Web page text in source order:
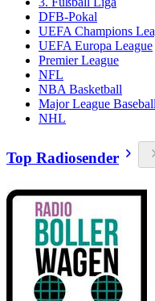
DFB-Pokal
UEFA Champions
UEFA Europa League
Premier League
NFL
NBA Basketball
Major League Baseball
NHL
Top Radiosender